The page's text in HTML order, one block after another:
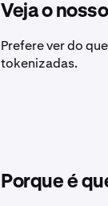
Veja o
Prefere ver do
tokenizadas.
Porque é